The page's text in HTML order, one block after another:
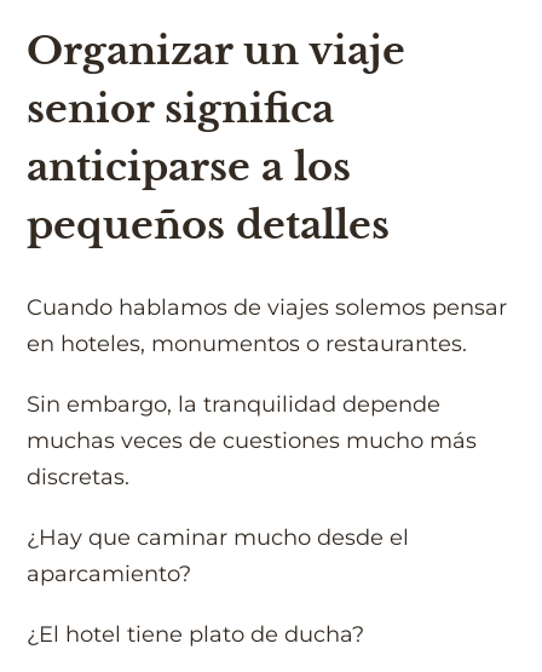
Organizar un viaje
senior significa
anticiparse a los
pequeños detalles
Cuando hablamos de viajes solemos pensar
en hoteles, monumentos o restaurantes.
Sin embargo, la tranquilidad depende
muchas veces de cuestiones mucho más
discretas.
¿Hay que caminar mucho desde el
aparcamiento?
¿El hotel tiene plato de ducha?